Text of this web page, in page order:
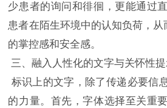
少患者的询问和徘徊，更能通过
患者在陌生环境中的认知负荷，从
的掌控感和安全感。
三、融入人性化的文字与关怀性
标识上的文字，除了传递必要信
的力量。首先，字体选择至关重